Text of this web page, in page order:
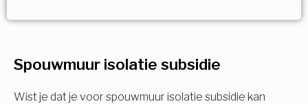
Spouwmuur isolatie subsidie
Wist je dat je voor spouwmuur isolatie subsidie kan
Meerdere keuzes mogelijk
Isolatiemaatregel
Spouwisolatie
subsidie!
Vul uw gegevens in en ontvang nu direct uw